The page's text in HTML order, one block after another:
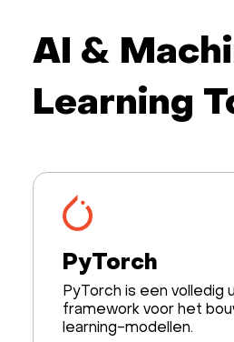
AI &
Learning
PyTorch
PyTorch is een volledig
framework voor het
learning-modellen.